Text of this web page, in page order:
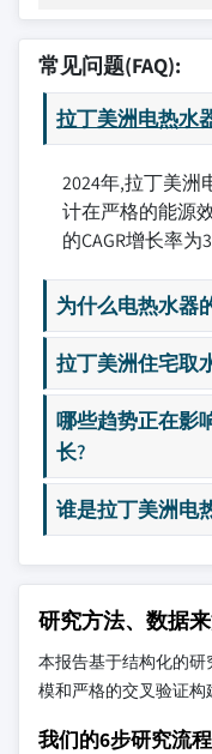
常见问题(FAQ):
拉丁美洲电热水
2024年,拉丁美洲
计在严格的能源
的CAGR增长率为
为什么电热水器
拉丁美洲住宅取
哪些趋势正在影
长?
谁是拉丁美洲电
研究方法、数据
本报告基于结构化的
模和严格的交叉验证构
我们的6步研究流程